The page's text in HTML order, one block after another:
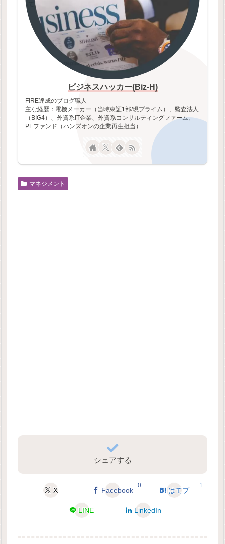
ビジネスハッカー(Biz-H)
FIRE達成のブログ職人
主な経歴：電機メーカー（当時東証1部/現プライム）、監査法人
（BIG4）、外資系IT企業、外資系コンサルティングファーム、
PEファンド（ハンズオンの企業再生担当）
マネジメント
シェアする
X Facebook
0
はてブ
1
LINE LinkedIn